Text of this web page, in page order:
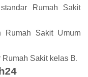
Rumah Sakit
Rumah Sakit Umum
Sakit kelas B.